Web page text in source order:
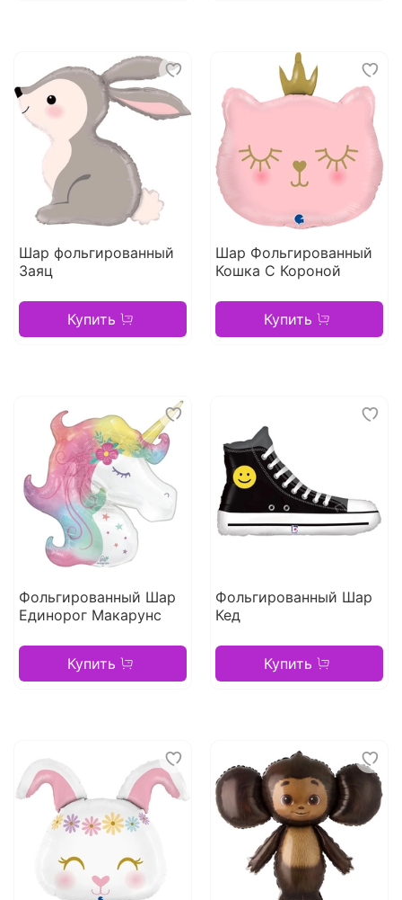
Шар фольгированный
Заяц
Купить
Шар Фольгированный
Кошка С Короной
Купить
Фольгированный Шар
Единорог Макарунс
Купить
Фольгированный Шар
Кед
Купить